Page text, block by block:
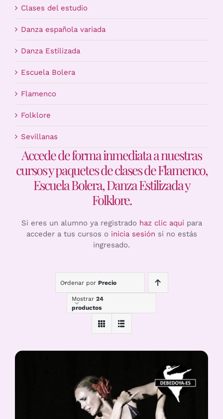
Carrito
Clases del estudio
Danza española variada
Danza Estilizada
Escuela Bolera
Flamenco
Folklore
Sevillanas
Accede de forma inmediata a nuestras
cursos y paquetes de clases de Flamenco,
Escuela Bolera, Danza Estilizada y
Folklore.
Si eres un alumno ya registrado haz clic aquípara
acceder a tus cursos o inicia sesión si no estás
ingresado.
Ordenar por Precio
Mostrar 24
productos